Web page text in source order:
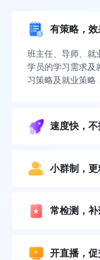
有策略，
班主任、导师、就
学员的学习需求及
习策略及就业策略
速度快，
小群制，
常检测，
开直播，